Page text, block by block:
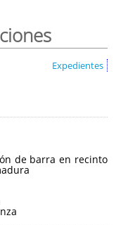
Expedientes
de barra en recinto